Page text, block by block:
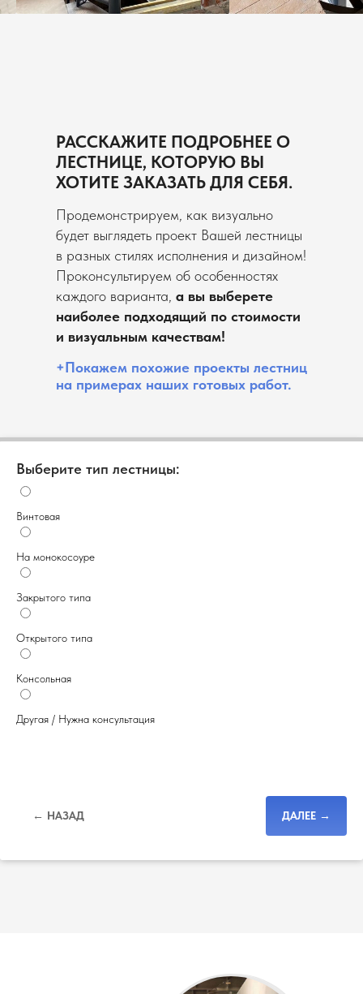
РАССКАЖИТЕ ПОДРОБНЕЕ О
ЛЕСТНИЦЕ, КОТОРУЮ ВЫ
ХОТИТЕ ЗАКАЗАТЬ ДЛЯ СЕБЯ.
Продемонстрируем, как визуально
будет выглядеть проект Вашей лестницы
в разных стилях исполнения и дизайном!
Проконсультируем об особенностях
каждого варианта, а вы выберете
наиболее подходящий по стоимости
и визуальным качествам!
+Покажем похожие проекты лестниц
на примерах наших готовых работ.
Выберите тип лестницы:
Винтовая
На монокосоуре
Закрытого типа
Открытого типа
Консольная
Другая / Нужна консультация
← НАЗАД ДАЛЕЕ →